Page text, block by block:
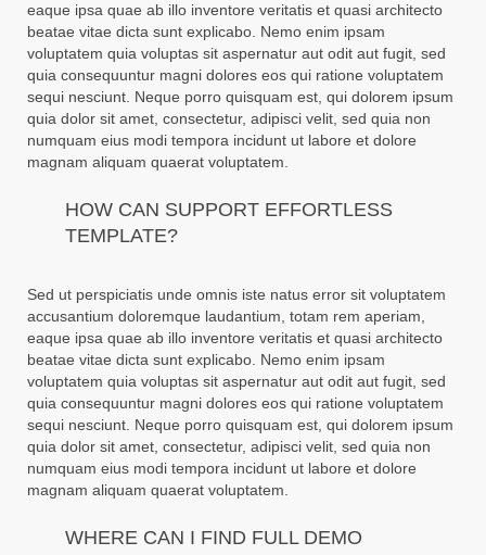
eaque ipsa quae ab illo inventore veritatis et quasi architecto
beatae vitae dicta sunt explicabo. Nemo enim ipsam
voluptatem quia voluptas sit aspernatur aut odit aut fugit, sed
quia consequuntur magni dolores eos qui ratione voluptatem
sequi nesciunt. Neque porro quisquam est, qui dolorem ipsum
quia dolor sit amet, consectetur, adipisci velit, sed quia non
numquam eius modi tempora incidunt ut labore et dolore
magnam aliquam quaerat voluptatem.
HOW CAN SUPPORT EFFORTLESS
TEMPLATE?
Sed ut perspiciatis unde omnis iste natus error sit voluptatem
accusantium doloremque laudantium, totam rem aperiam,
eaque ipsa quae ab illo inventore veritatis et quasi architecto
beatae vitae dicta sunt explicabo. Nemo enim ipsam
voluptatem quia voluptas sit aspernatur aut odit aut fugit, sed
quia consequuntur magni dolores eos qui ratione voluptatem
sequi nesciunt. Neque porro quisquam est, qui dolorem ipsum
quia dolor sit amet, consectetur, adipisci velit, sed quia non
numquam eius modi tempora incidunt ut labore et dolore
magnam aliquam quaerat voluptatem.
WHERE CAN I FIND FULL DEMO